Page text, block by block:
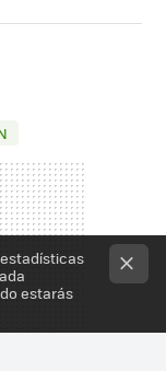
estarás